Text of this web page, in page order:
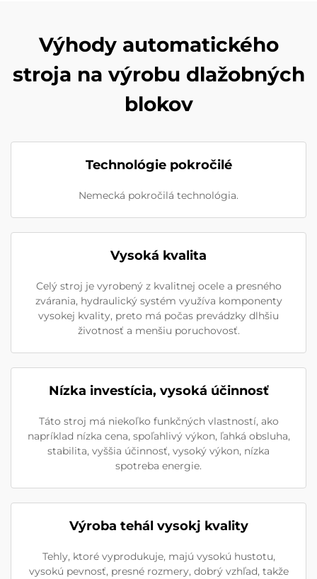
Výhody automatického
stroja na výrobu dlažobných
blokov
Technológie pokročilé
Nemecká pokročilá technológia.
Vysoká kvalita
Celý stroj je vyrobený z kvalitnej ocele a presného
zvárania, hydraulický systém využíva komponenty
vysokej kvality, preto má počas prevádzky dlhšiu
životnosť a menšiu poruchovosť.
Nízka investícia, vysoká účinnosť
Táto stroj má niekoľko funkčných vlastností, ako
napríklad nízka cena, spoľahlivý výkon, ľahká obsluha,
stabilita, vyššia účinnosť, vysoký výkon, nízka
spotreba energie.
Výroba tehál vysokj kvality
Tehly, ktoré vyprodukuje, majú vysokú hustotu,
vysokú pevnosť, presné rozmery, dobrý vzhľad, takže